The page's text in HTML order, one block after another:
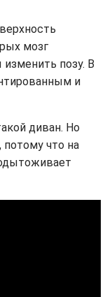
мозг
позу. В
и
диван. Но
потому что на